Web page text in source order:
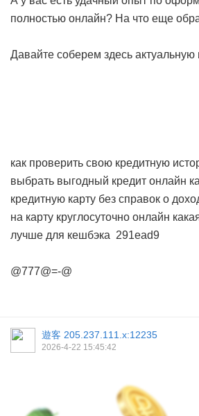
полностью онлайн? На что еще
Давайте соберем здесь
как проверить свою кредитную
выбрать выгодный кредит онлайн
кредитную карту без справок о
на карту круглосуточно онлайн
лучше для кешбэка 291ead9
@777@=-@
遊客 205.237.111.x:12235
2026-4-22 15:45:42